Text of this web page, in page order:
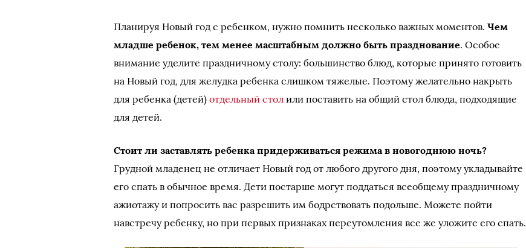
Планируя Новый год с ребенком, нужно помнить несколько важных моментов.Чем
младше ребенок, тем менее масштабным должно быть празднование. Особое
внимание уделите праздничному столу: большинство блюд, которые принято готовить
на Новый год, для желудка ребенка слишком тяжелые. Поэтому желательно накрыть
для ребенка (детей)отдельный стол или поставить на общий стол блюда, подходящие
для детей.
Стоит ли заставлять ребенка придерживаться режима в новогоднюю ночь?
Грудной младенец не отличает Новый год от любого другого дня, поэтому укладывайте
его спать в обычное время. Дети постарше могут поддаться всеобщему праздничному
ажиотажу и попросить вас разрешить им бодрствовать подольше. Можете пойти
навстречу ребенку, но при первых признаках переутомления все же уложите его спать.